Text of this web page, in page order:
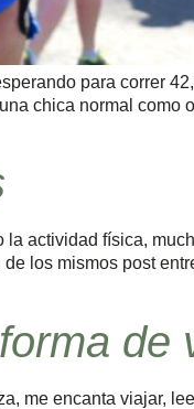
para correr
chica normal como
actividad física,
los mismos post
de
me encanta viajar,